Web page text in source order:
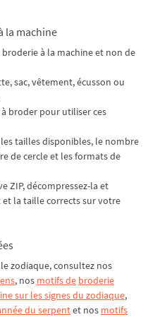
la machine
à la machine et non de
sac, vêtement, écusson ou
broder pour utiliser ces
tailles disponibles, le nombre
de cercle et les formats de
ZIP, décompressez-la et
la taille corrects sur votre
zodiaque, consultez nos
, nos motifs de broderie
sur les signes du zodiaque,
du serpentet nos motifs